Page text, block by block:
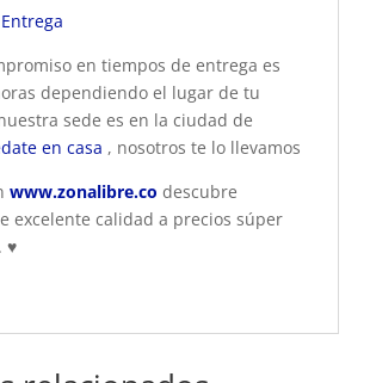
en tiempos de entrega es
dependiendo el lugar de tu
sede es en la ciudad de
en casa , nosotros te lo llevamos
www.zonalibre.co descubre
excelente calidad a precios súper
♥